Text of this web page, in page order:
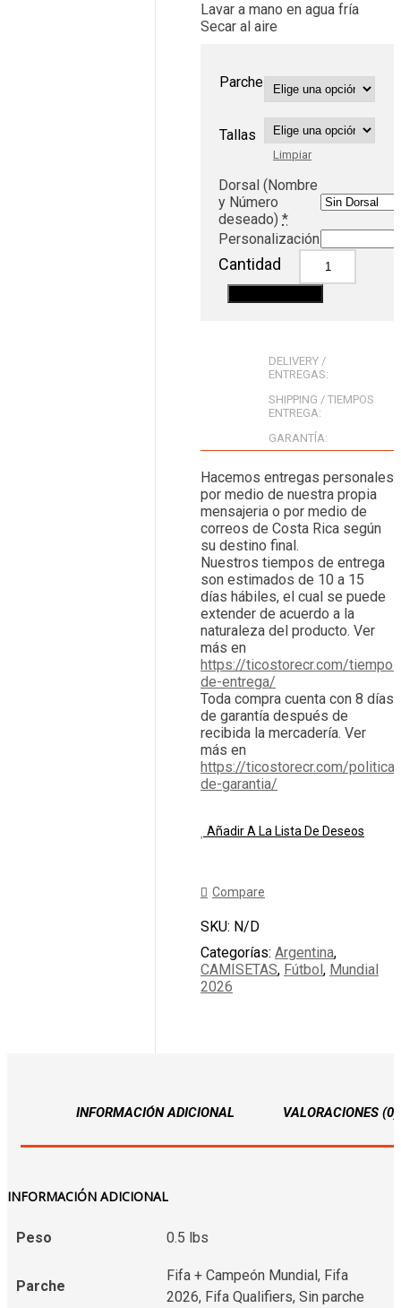
Lavar a mano en agua fría
Secar al aire
Parche
Tallas
Limpiar
Dorsal (Nombre
y Número
deseado) *
Personalización
Cantidad
DELIVERY /
ENTREGAS:
SHIPPING / TIEMPOS
ENTREGA:
GARANTÍA:
Hacemos entregas personales
por medio de nuestra propia
mensajeria o por medio de
correos de Costa Rica según
su destino final.
Nuestros tiempos de entrega
son estimados de 10 a 15
días hábiles, el cual se puede
extender de acuerdo a la
naturaleza del producto. Ver
más en
https://ticostorecr.com/
de-entrega/
Toda compra cuenta con 8 días
de garantía después de
recibida la mercadería. Ver
más en
https://ticostorecr.com/politica-
de-garantia/
Añadir A La Lista De Deseos
Compare
SKU: N/D
Categorías: Argentina,
CAMISETAS, Fútbol , Mundial
2026
INFORMACIÓN ADICIONAL VALORACIONES (0)
INFORMACIÓN ADICIONAL
Peso 0.5 lbs
Parche
Fifa + Campeón Mundial, Fifa
2026, Fifa Qualifiers, Sin parche